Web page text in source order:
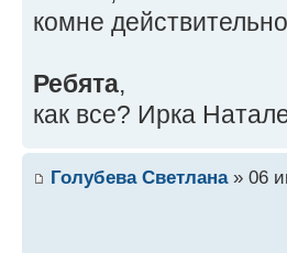
комне
Ребята,
как все? Ирка
Голубева Светлана» 06